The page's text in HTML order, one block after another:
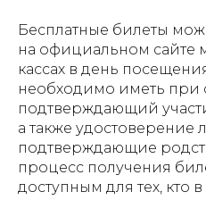
Бесплатные билеты
на официальном сайте
кассах в день
необходимо иметь при
подтверждающий
а также удостоверение
подтверждающие
процесс получения
доступным для тех, кто